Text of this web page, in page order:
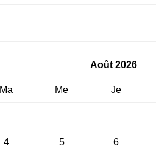
Août 2026
Ma Me Je
4 5 6